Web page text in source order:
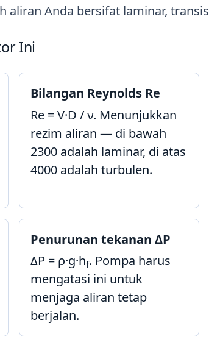
aliran Anda bersifat laminar,
Ini
Bilangan Reynolds Re
Re = V·D / ν. Menunjukkan
rezim aliran — di bawah
2300 adalah laminar, di atas
4000 adalah turbulen.
Penurunan tekanan ΔP
ΔP = ρ·g·hf. Pompa harus
mengatasi ini untuk
menjaga aliran tetap
berjalan.